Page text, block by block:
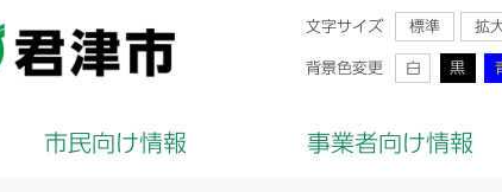
文字サイズ 標準 拡
背景色変更 白 黒
市民向け情報 事業者向け情報